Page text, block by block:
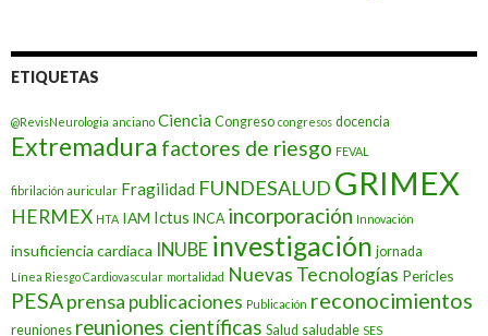
ETIQUETAS
@RevisNeurologia anciano Ciencia Congreso congresos docencia
Extremadura factores de riesgo FEVAL
fibrilación auricular Fragilidad FUNDESALUD GRIMEX
HERMEX HTA IAM Ictus INCA incorporación Innovación
insuficiencia cardiaca INUBE investigación jornada
Línea Riesgo Cardiovascular mortalidad Nuevas Tecnologías Pericles
PESAprensa publicaciones Publicación reconocimientos
reuniones reuniones científicas Salud saludable SES